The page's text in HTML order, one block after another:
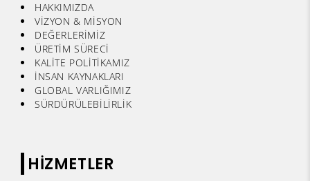
HAKKIMIZDA
VİZYON & MİSYON
DEĞERLERİMİZ
ÜRETİM SÜRECİ
KALİTE POLİTİKAMIZ
İNSAN KAYNAKLARI
GLOBAL VARLIĞIMIZ
SÜRDÜRÜLEBİLİRLİK
HİZMETLER